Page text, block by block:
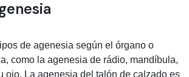
de agenesia según el órgano o
como la agenesia de rádio, mandíbula,
ojo. La agenesia del talón de calzado es